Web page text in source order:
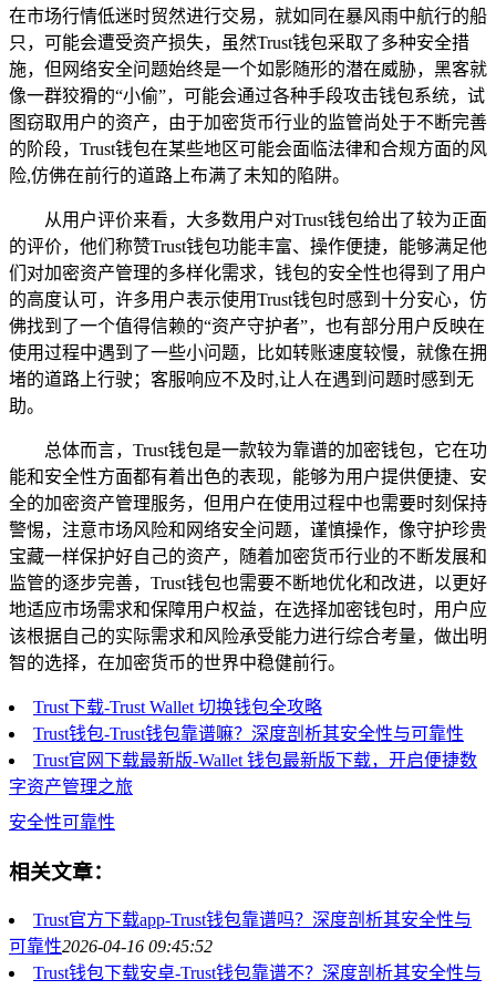
在市场行情低迷时贸然进行交易，就如同在暴风雨中航行的船
只，可能会遭受资产损失，虽然Trust钱包采取了多种安全措
施，但网络安全问题始终是一个如影随形的潜在威胁，黑客就
像一群狡猾的“小偷”，可能会通过各种手段攻击钱包系统，试
图窃取用户的资产，由于加密货币行业的监管尚处于不断完善
的阶段，Trust钱包在某些地区可能会面临法律和合规方面的风
险,仿佛在前行的道路上布满了未知的陷阱。
从用户评价来看，大多数用户对Trust钱包给出了较为正面
的评价，他们称赞Trust钱包功能丰富、操作便捷，能够满足他
们对加密资产管理的多样化需求，钱包的安全性也得到了用户
的高度认可，许多用户表示使用Trust钱包时感到十分安心，仿
佛找到了一个值得信赖的“资产守护者”，也有部分用户反映在
使用过程中遇到了一些小问题，比如转账速度较慢，就像在拥
堵的道路上行驶；客服响应不及时,让人在遇到问题时感到无
助。
总体而言，Trust钱包是一款较为靠谱的加密钱包，它在功
能和安全性方面都有着出色的表现，能够为用户提供便捷、安
全的加密资产管理服务，但用户在使用过程中也需要时刻保持
警惕，注意市场风险和网络安全问题，谨慎操作，像守护珍贵
宝藏一样保护好自己的资产，随着加密货币行业的不断发展和
监管的逐步完善，Trust钱包也需要不断地优化和改进，以更好
地适应市场需求和保障用户权益，在选择加密钱包时，用户应
该根据自己的实际需求和风险承受能力进行综合考量，做出明
智的选择，在加密货币的世界中稳健前行。
Trust下载-Trust Wallet 切换钱包全攻略
Trust钱包-Trust钱包靠谱嘛？深度剖析其安全性与可靠性
Trust官网下载最新版-Wallet 钱包最新版下载，开启便捷数
字资产管理之旅
安全性可靠性
相关文章：
Trust官方下载app-Trust钱包靠谱吗？深度剖析其安全性与
可靠性2026-04-16 09:45:52
Trust钱包下载安卓-Trust钱包靠谱不？深度剖析其安全性与